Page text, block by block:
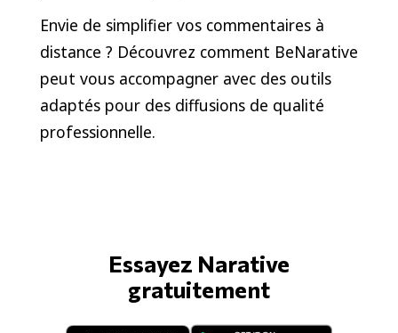
Envie de simplifier vos commentaires à
distance ? Découvrez comment BeNarative
peut vous accompagner avec des outils
adaptés pour des diffusions de qualité
professionnelle.
Essayez Narative
gratuitement